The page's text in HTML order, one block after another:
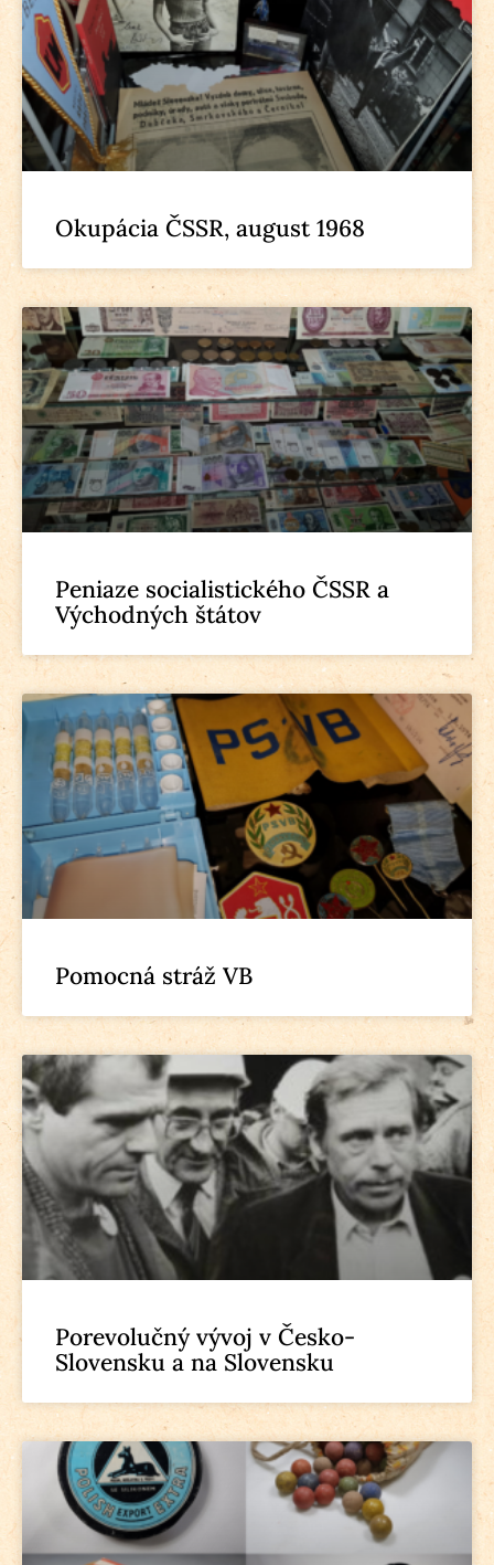
Okupácia ČSSR, august 1968
Peniaze socialistického ČSSR a
Východných štátov
Pomocná stráž VB
Porevolučný vývoj v Česko-
Slovensku a na Slovensku